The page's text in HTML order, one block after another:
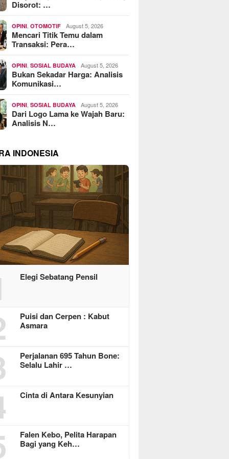
Disorot: …
OPINI ,OTOMOTIF August 5, 2026
Mencari Titik Temu dalam
Transaksi: Pera…
OPINI ,SOSIAL BUDAYA August 5, 2026
Bukan Sekadar Harga: Analisis
Komunikasi…
OPINI ,SOSIAL BUDAYA August 5, 2026
Dari Logo Lama ke Wajah Baru:
Analisis N…
INDONESIA
Elegi Sebatang Pensil
Puisi dan Cerpen : Kabut
Asmara
Perjalanan 695 Tahun Bone:
Selalu Lahir …
Cinta di Antara Kesunyian
Falen Kebo, Pelita Harapan
Bagi yang Keh…